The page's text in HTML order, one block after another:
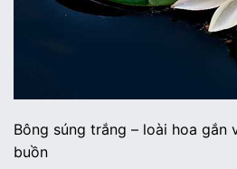
Bông súng trắng – loài hoa gắn
buồn